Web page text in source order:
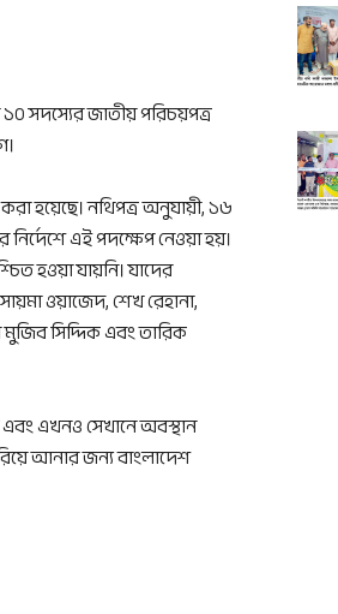
১০ সদস্যের জাতীয় পরিচয়পত্র
হয়েছে। নথিপত্র অনুযায়ী, ১৬
এই পদক্ষেপ নেওয়া হয়।
হওয়া যায়নি। যাদের
ওয়াজেদ, শেখ রেহানা,
মুজিব সিদ্দিক এবং তারিক
এখনও সেখানে অবস্থান
আনার জন্য বাংলাদেশ